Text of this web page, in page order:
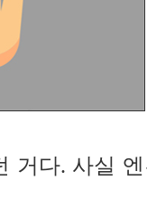
거다. 사실